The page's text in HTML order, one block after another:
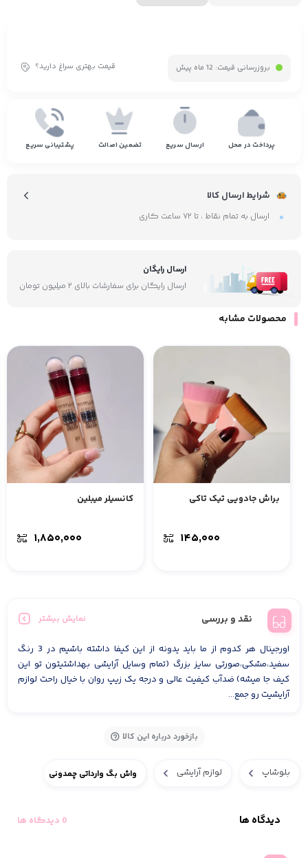
بروزرسانی قیمت: 12 ماه پیش قیمت بهتری سراغ دارید؟
پرداخت در محل ارسال سریع تضمین اصالت پشتیبانی سریع
شرایط ارسال کالا
ارسال به تمام نقاط ، تا ۷۲ ساعت کاری
ارسال رایگان
ارسال رایگان برای سفارشات بالای ۲ میلیون تومان
محصولات مشابه
براش جادویی تیک تاکی
۱۴۵,۰۰۰
کانسیلر میبلین
۱,۸۵۰,۰۰۰
نقد و بررسی نمایش بیشتر
اورجینال هر کدوم از ما باید یدونه از این کیفا داشته باشیم در 3 رنگ
سفید،مشکی،صورتی سایز بزرگ (تمام وسایل آرایشی بهداشتیتون تو این
کیف جا میشه) ضدآب کیفیت عالی و درجه یک زیپ روان با خیال راحت لوازم
آرایشیت رو جمع...
بازخورد درباره این کالا
بلوشاپ لوازم آرایشی واش بگ وارداتی چمدونی
دیدگاه ها 0 دیدگاه ها